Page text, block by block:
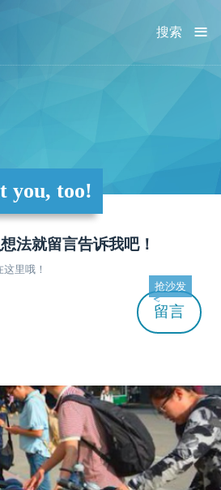
≡
搜索
you, too!
法就留言告诉我吧！
里哦！
留言
抢沙发